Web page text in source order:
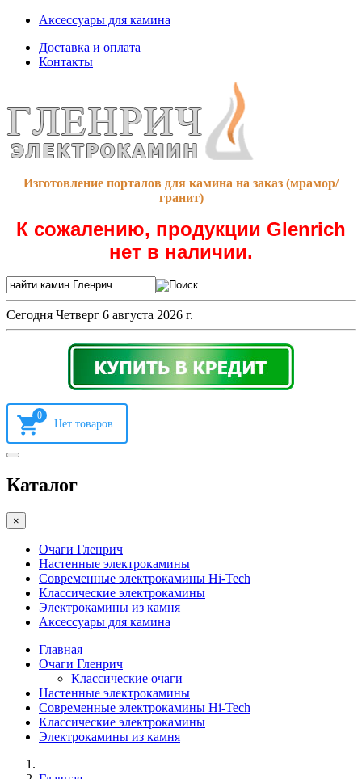
Аксессуары для камина
Доставка и оплата
Контакты
Изготовление порталов для камина на заказ (мрамор/
гранит)
К сожалению, продукции Glenrich
нет в наличии.
Сегодня Четверг 6 августа 2026 г.
0
Каталог
×
Очаги Гленрич
Настенные электрокамины
Современные электрокамины Hi-Tech
Классические электрокамины
Электрокамины из камня
Аксессуары для камина
Главная
Очаги Гленрич
Классические очаги
Настенные электрокамины
Современные электрокамины Hi-Tech
Классические электрокамины
Электрокамины из камня